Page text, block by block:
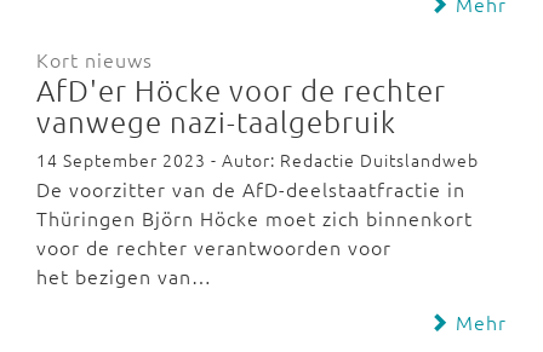
Kort nieuws
AfD'er Höcke voor de rechter
vanwege nazi-taalgebruik
14 September 2023 - Autor: Redactie Duitslandweb
De voorzitter van de AfD-deelstaatfractie in
Thüringen Björn Höcke moet zich binnenkort
voor de rechter verantwoorden voor
het bezigen van…
Mehr